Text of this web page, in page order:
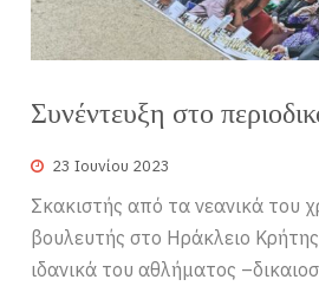
Συνέντευξη στο
23 Ιουνίου 2023
Σκακιστής από τα νεανικά του
βουλευτής στο Ηράκλειο
ιδανικά του αθλήματος